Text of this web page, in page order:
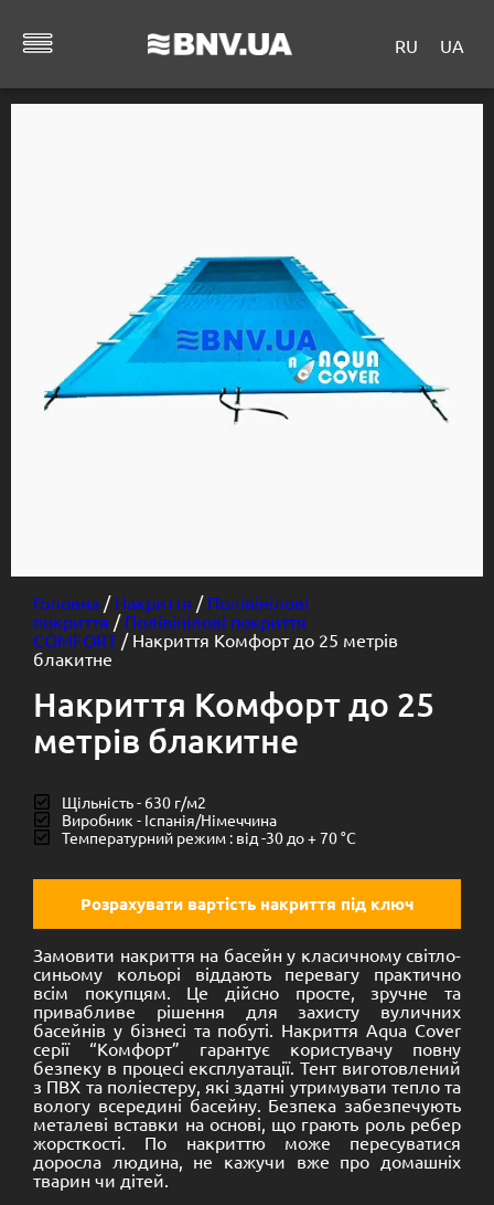
RU UA
Головна / Накриття / Полівінілові
покриття / Полівінілові покриття
COMFORT / Накриття Комфорт до 25 метрів
блакитне
Накриття Комфорт до 25
метрів блакитне
Щільність - 630 г/м2
Виробник - Іспанія/Німеччина
Температурний режим : від -30 до + 70 °C
Розрахувати вартість накриття під ключ
Замовити накриття на басейн у класичному світло-
синьому кольорі віддають перевагу практично
всім покупцям. Це дійсно просте, зручне та
привабливе рішення для захисту вуличних
басейнів у бізнесі та побуті. Накриття Aqua Cover
серії “Комфорт” гарантує користувачу повну
безпеку в процесі експлуатації. Тент виготовлений
з ПВХ та поліестеру, які здатні утримувати тепло та
вологу всередині басейну. Безпека забезпечують
металеві вставки на основі, що грають роль ребер
жорсткості. По накриттю може пересуватися
доросла людина, не кажучи вже про домашніх
тварин чи дітей.